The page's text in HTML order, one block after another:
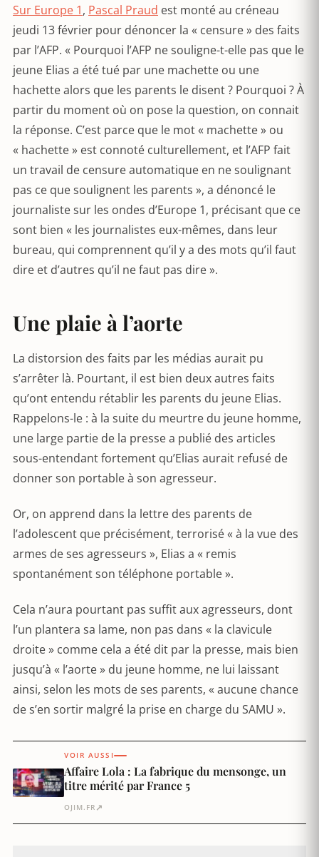
Sur Europe 1, Pascal Praud est monté au créneau
jeudi 13 février pour dénoncer la « censure » des faits
par l’AFP. « Pourquoi l’AFP ne souligne-t-elle pas que le
jeune Elias a été tué par une machette ou une
hachette alors que les parents le disent ? Pourquoi ? À
partir du moment où on pose la question, on connait
la réponse. C’est parce que le mot « machette » ou
« hachette » est connoté culturellement, et l’AFP fait
un travail de censure automatique en ne soulignant
pas ce que soulignent les parents », a dénoncé le
journaliste sur les ondes d’Europe 1, précisant que ce
sont bien « les journalistes eux-mêmes, dans leur
bureau, qui comprennent qu’il y a des mots qu’il faut
dire et d’autres qu’il ne faut pas dire ».
Une plaie à l’aorte
La distorsion des faits par les médias aurait pu
s’arrêter là. Pourtant, il est bien deux autres faits
qu’ont entendu rétablir les parents du jeune Elias.
Rappelons-le : à la suite du meurtre du jeune homme,
une large partie de la presse a publié des articles
sous-entendant fortement qu’Elias aurait refusé de
donner son portable à son agresseur.
Or, on apprend dans la lettre des parents de
l’adolescent que précisément, terrorisé « à la vue des
armes de ses agresseurs », Elias a « remis
spontanément son téléphone portable ».
Cela n’aura pourtant pas suffit aux agresseurs, dont
l’un plantera sa lame, non pas dans « la clavicule
droite » comme cela a été dit par la presse, mais bien
jusqu’à « l’aorte » du jeune homme, ne lui laissant
ainsi, selon les mots de ses parents, « aucune chance
de s’en sortir malgré la prise en charge du SAMU ».
VOIR AUSSI
Affaire Lola : La fabrique du mensonge, un
titre mérité par France 5
OJIM.FR ↗